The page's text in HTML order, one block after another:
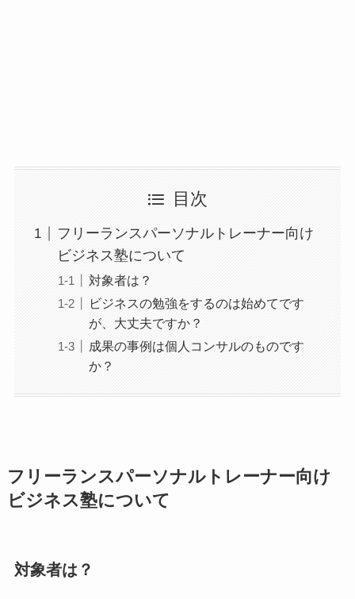
目次
フリーランスパーソナルトレーナー向け
ビジネス塾について
対象者は？
ビジネスの勉強をするのは始めてです
が、大丈夫ですか？
成果の事例は個人コンサルのものです
か？
フリーランスパーソナルトレーナー向け
ビジネス塾について
対象者は？